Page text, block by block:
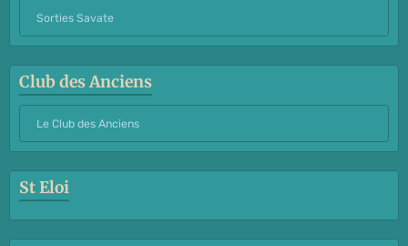
Sorties Savate
Club des Anciens
Le Club des Anciens
St Eloi